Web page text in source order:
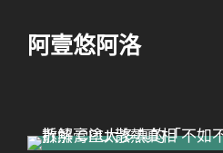
阿壹悠阿洛